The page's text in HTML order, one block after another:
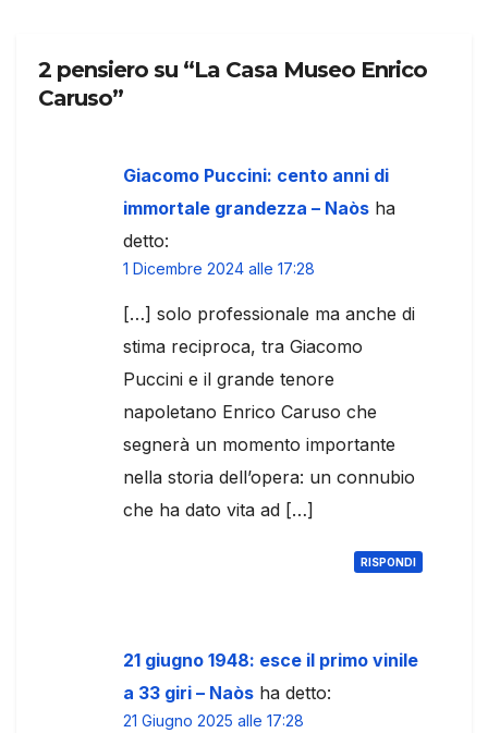
2 pensiero su “La Casa Museo Enrico
Caruso”
Giacomo Puccini: cento anni di
immortale grandezza – Naòs ha
detto:
1 Dicembre 2024 alle 17:28
[…] solo professionale ma anche di
stima reciproca, tra Giacomo
Puccini e il grande tenore
napoletano Enrico Caruso che
segnerà un momento importante
nella storia dell’opera: un connubio
che ha dato vita ad […]
RISPONDI
21 giugno 1948: esce il primo vinile
a 33 giri – Naòs ha detto:
21 Giugno 2025 alle 17:28